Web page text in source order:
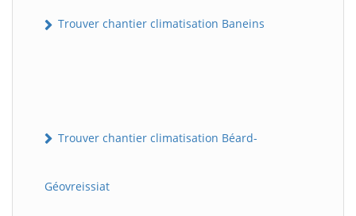
Trouver chantier climatisation Baneins
Trouver chantier climatisation Béard-
Géovreissiat